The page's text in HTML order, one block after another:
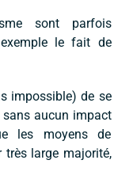
sont parfois
le fait de
impossible) de se
sans aucun impact
les moyens de
large majorité,